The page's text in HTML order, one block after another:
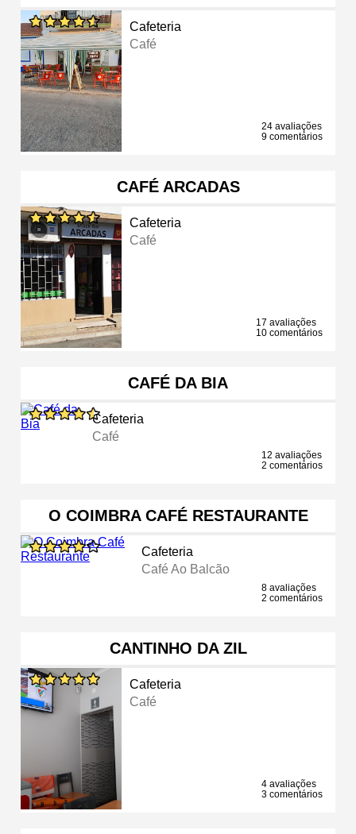
Cafeteria
Café
24 avaliações
9 comentários
CAFÉ ARCADAS
Cafeteria
Café
17 avaliações
10 comentários
CAFÉ DA BIA
Cafeteria
Café
12 avaliações
2 comentários
O COIMBRA CAFÉ RESTAURANTE
Cafeteria
Café Ao Balcão
8 avaliações
2 comentários
CANTINHO DA ZIL
Cafeteria
Café
4 avaliações
3 comentários